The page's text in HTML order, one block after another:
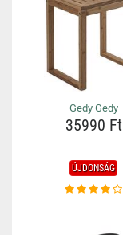
Gedy Gedy
35990 Ft
ÚJDONSÁG